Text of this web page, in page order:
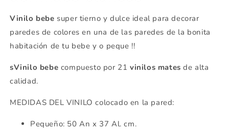
Vinilo bebe super tierno y dulce ideal para decorar
paredes de colores en una de las paredes de la bonita
habitación de tu bebe y o peque !!
sVinilo bebe compuesto por 21 vinilos matesde alta
calidad.
MEDIDAS DEL VINILO colocado en la pared:
Pequeño: 50 An x 37 Al. cm.